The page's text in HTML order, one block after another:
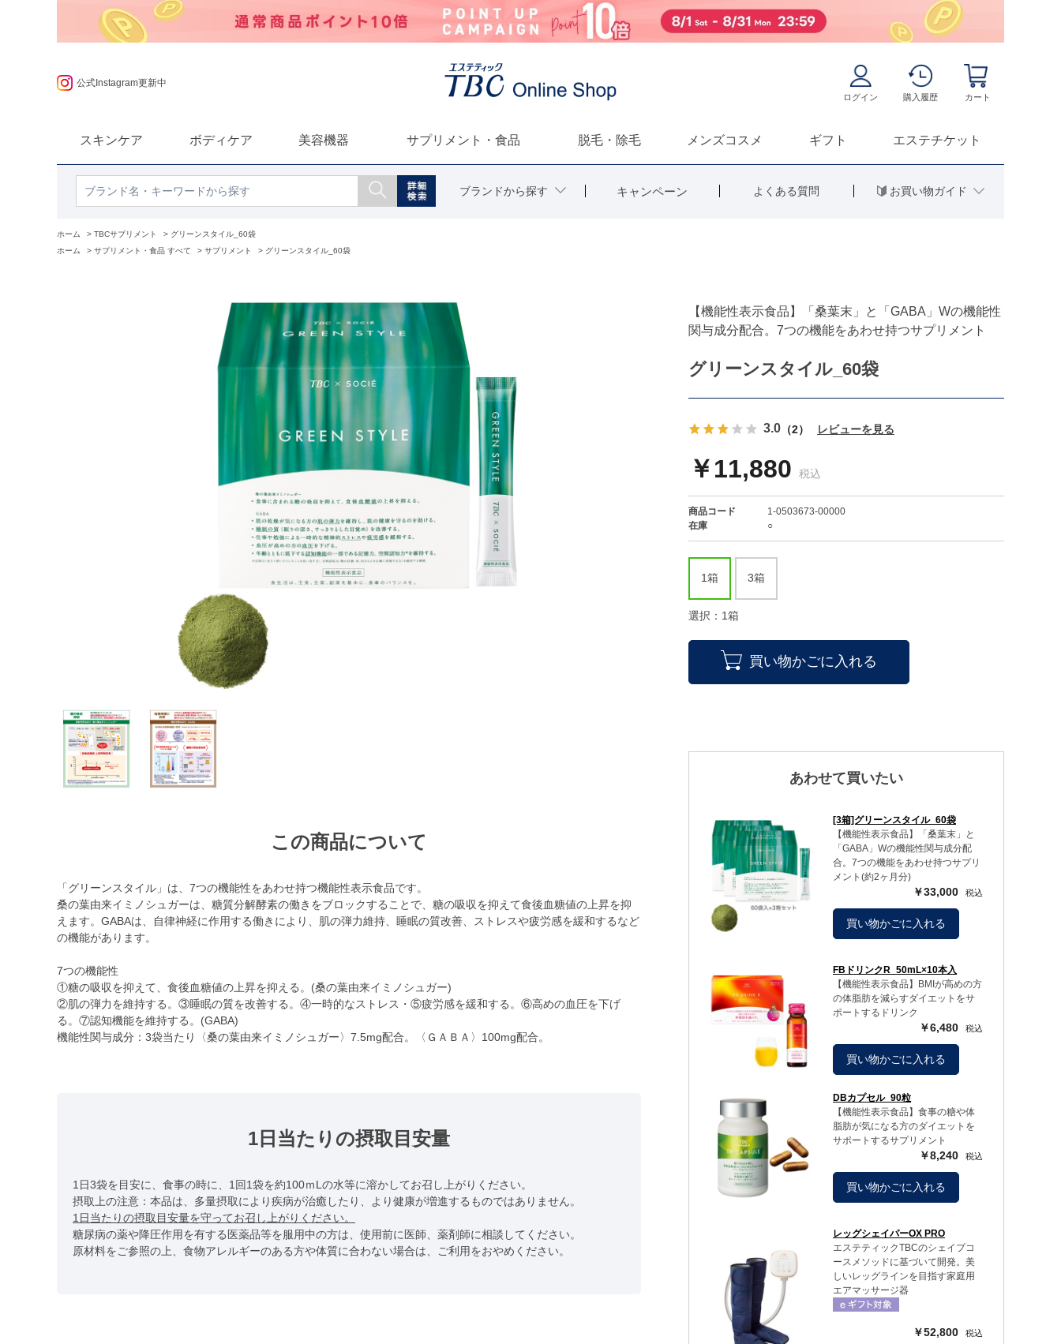
LINEお友だち追加の方に300円クーポンプレゼント
ログイン 購入履歴 カート
スキンケア ボディケア 美容機器 サプリメント・食品 脱毛・除毛 メンズコスメ ギフト エステチケット
ブランドから探す キャンペーン よくある質問 お買い物ガイド
ホーム > TBCサプリメント > グリーンスタイル_60袋
ホーム
> サプリメント・食品 すべて > サプリメント > グリーンスタイル_60袋
この商品について
「グリーンスタイル」は、7つの機能性をあわせ持つ機能性表示食品です。
桑の葉由来イミノシュガーは、糖質分解酵素の働きをブロックすることで、糖の吸収を抑えて食後血糖値の上昇を抑
えます。GABAは、自律神経に作用する働きにより、肌の弾力維持、睡眠の質改善、ストレスや疲労感を緩和するなど
の機能があります。
7つの機能性
①糖の吸収を抑えて、食後血糖値の上昇を抑える。(桑の葉由来イミノシュガー)
②肌の弾力を維持する。③睡眠の質を改善する。④一時的なストレス・⑤疲労感を緩和する。⑥高めの血圧を下げ
る。⑦認知機能を維持する。(GABA)
機能性関与成分：3袋当たり〈桑の葉由来イミノシュガー〉7.5mg配合。〈ＧＡＢＡ〉100mg配合。
1日当たりの摂取目安量
1日3袋を目安に、食事の時に、1回1袋を約100ｍLの水等に溶かしてお召し上がりください。
摂取上の注意：本品は、多量摂取により疾病が治癒したり、より健康が増進するものではありません。
1日当たりの摂取目安量を守ってお召し上がりください。
糖尿病の薬や降圧作用を有する医薬品等を服用中の方は、使用前に医師、薬剤師に相談してください。
原材料をご参照の上、食物アレルギーのある方や体質に合わない場合は、ご利用をおやめください。
【機能性表示食品】「桑葉末」と「GABA」Wの機能性
関与成分配合。7つの機能をあわせ持つサプリメント
グリーンスタイル_60袋
3.0 （2） レビューを見る
￥11,880
商品コード
1-0503673-00000
在庫
○
1箱 3箱
選択：1箱
買い物かごに入れる
あわせて買いたい
[3箱]グリーンスタイル_60袋
【機能性表示食品】「桑葉末」と
「GABA」Wの機能性関与成分配
合。7つの機能をあわせ持つサプリ
メント(約2ヶ月分)
￥33,000
買い物かごに入れる
FBドリンクR_50mL×10本入
【機能性表示食品】BMIが高めの方
の体脂肪を減らすダイエットをサ
ポートするドリンク
￥6,480
買い物かごに入れる
DBカプセル_90粒
【機能性表示食品】食事の糖や体
脂肪が気になる方のダイエットを
サポートするサプリメント
￥8,240
買い物かごに入れる
レッグシェイパーOX PRO
エステティックTBCのシェイプコ
ースメソッドに基づいて開発。美
しいレッグラインを目指す家庭用
エアマッサージ器
￥52,800